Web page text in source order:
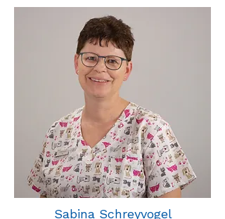
Sabina Schreyvogel